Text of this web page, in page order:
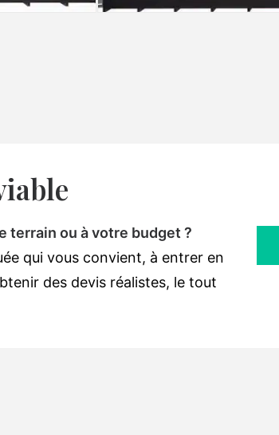
terrain ou à votre budget ?
qui vous convient, à entrer en
des devis réalistes, le tout